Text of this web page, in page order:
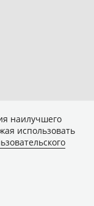
наилучшего
использовать